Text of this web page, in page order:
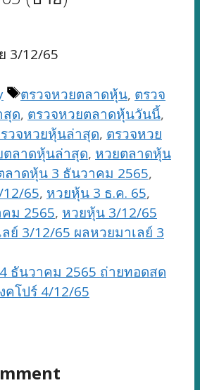
3/12/65
Tags
ตรวจหวยตลาดหุ้น, ตรวจ
ด, ตรวจหวยตลาดหุ้นวันนี้,
วจหวยหุ้นล่าสุด, ตรวจหวย
ตลาดหุ้นล่าสุด, หวยตลาดหุ้น
ลาดหุ้น 3 ธันวาคม 2565,
65, หวยหุ้น 3 ธ.ค. 65,
ม 2565, หวยหุ้น 3/12/65
ย์ 3/12/65 ผลหวยมาเลย์ 3
ธันวาคม 2565 ถ่ายทอดสด
คโปร์ 4/12/65